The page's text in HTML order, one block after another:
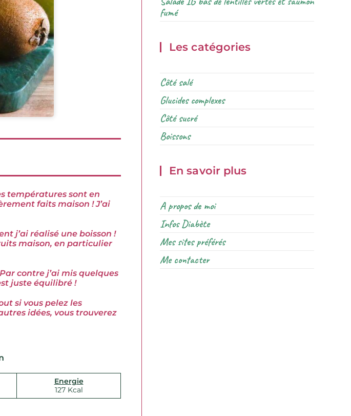
températures sont en
faits maison ! J’ai
j’ai réalisé une boisson !
maison, en particulier
contre j’ai mis quelques
juste équilibré !
si vous pelez les
idées, vous trouverez
Energie
127 Kcal
fumé
Les catégories
Côté salé
Glucides complexes
Côté sucré
Boissons
En savoir plus
A propos de moi
Infos Diabète
Mes sites préférés
Me contacter